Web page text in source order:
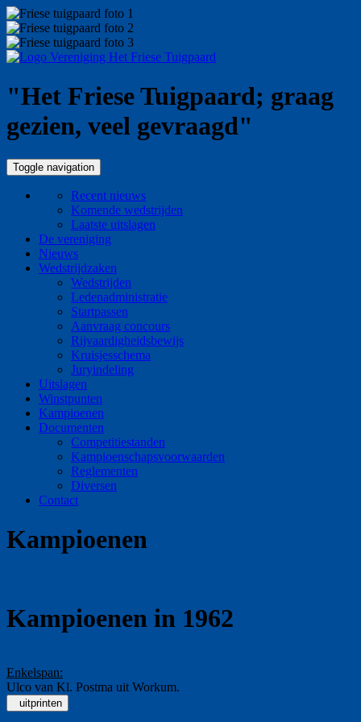
"Het Friese Tuigpaard; graag
gezien, veel gevraagd"
Toggle navigation
Recent nieuws
Komende wedstrijden
Laatste uitslagen
De vereniging
Nieuws
Wedstrijdzaken
Wedstrijden
Ledenadministratie
Startpassen
Aanvraag concours
Rijvaardigheidsbewijs
Kruisjesschema
Juryindeling
Uitslagen
Winstpunten
Kampioenen
Documenten
Competitiestanden
Kampioenschapsvoorwaarden
Reglementen
Diversen
Contact
Kampioenen
Kampioenen in 1962
Enkelspan:
Ulco van Kl. Postma uit Workum.
uitprinten